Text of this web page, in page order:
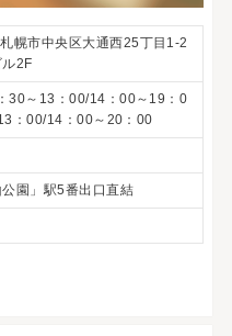
幌市中央区大通西25丁目1-2
2F
30～13：00/14：00～19：0
：00/14：00～20：00
園」駅5番出口直結